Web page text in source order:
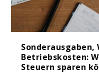
Mehr Netto für
Betriebskosten:
Steuern sparen